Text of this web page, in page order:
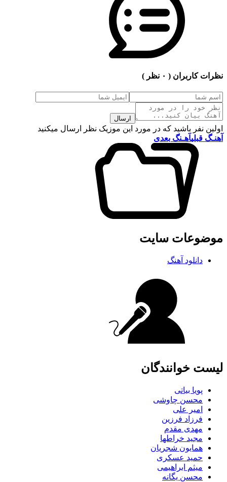
نظرات کاربران ( ۰ نظر )
ارسال
اولین نفر باشید که در مورد این موزیک نظر ارسال میکنید
آهنـگ قبلیآهـنگ بعدی
موضوعات سایت
دانلود آهنگ
لیست خوانندگان
پویا بیاتی
محسن چاوشی
امیر علی
فرزاد فرزین
مهدی مقدم
مجید خراطها
همایون شجریان
حمید عسکری
میثم ابراهیمی
محسن یگانه